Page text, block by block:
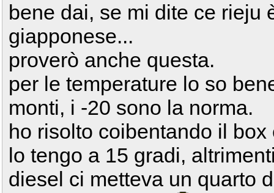
bene dai, se mi dite ce rieju
giapponese...
proverò anche questa.
per le temperature lo so
monti, i -20 sono la norma.
ho risolto coibentando il
lo tengo a 15 gradi,
diesel ci metteva un quarto